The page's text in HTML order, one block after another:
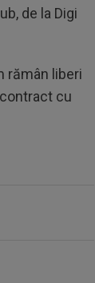
de la Digi
rămân liberi
cu